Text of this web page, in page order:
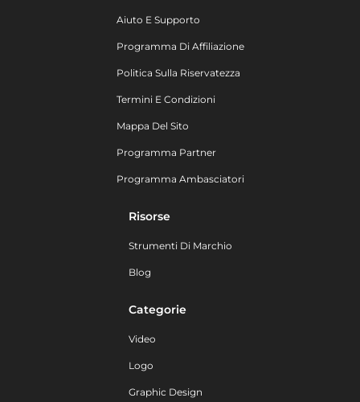
Aiuto E Supporto
Programma Di Affiliazione
Politica Sulla Riservatezza
Termini E Condizioni
Mappa Del Sito
Programma Partner
Programma Ambasciatori
Risorse
Strumenti Di Marchio
Blog
Categorie
Video
Logo
Graphic Design